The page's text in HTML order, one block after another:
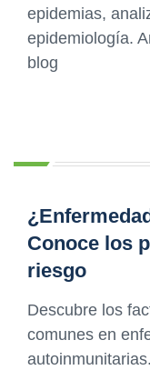
epidemias,
epidemiología.
blog
Conoce los
riesgo
Descubre los
comunes en